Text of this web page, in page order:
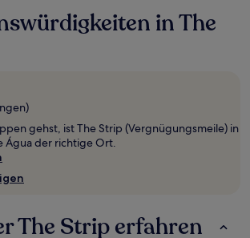
in The
gehst, ist The Strip (Vergnügungsmeile) in
Água der richtige Ort.
The Strip erfahren